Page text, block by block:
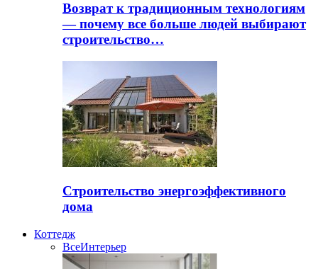
Возврат к традиционным технологиям
— почему все больше людей выбирают
строительство…
Строительство энергоэффективного
дома
Коттедж
ВсеИнтерьер